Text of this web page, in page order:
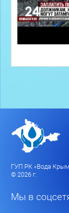
ГУП РК «Вода
© 2026 г.
Мы в